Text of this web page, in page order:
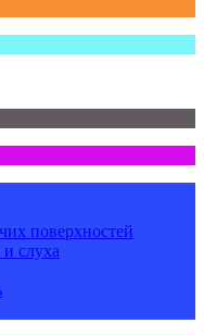
поверхностей
слуха